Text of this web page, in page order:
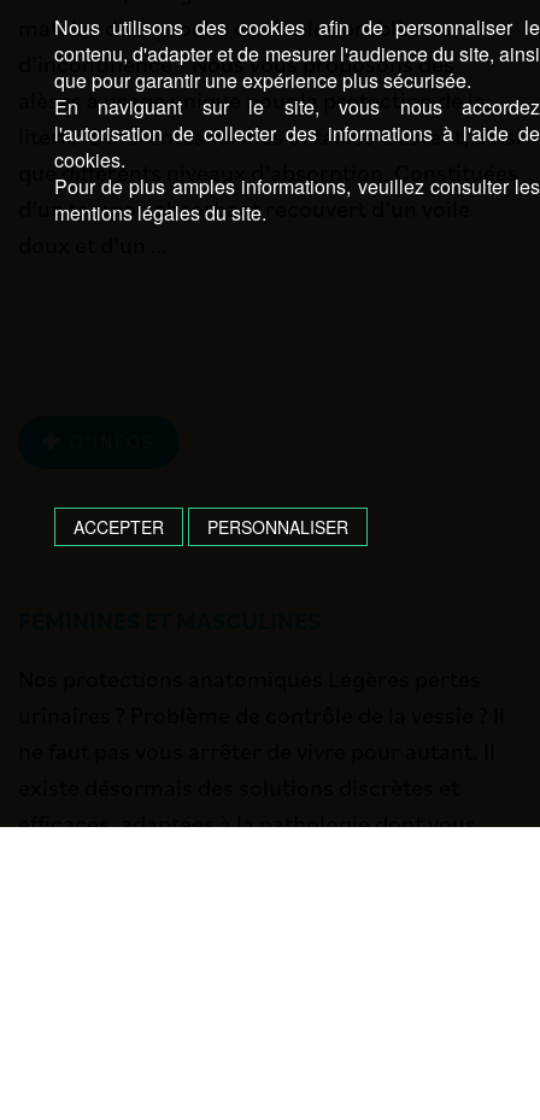
matelas d’un proche contre les problèmes
d’incontinence ? Nous vous proposons des
alèses à usage unique pour la protection de la
literie. Différentes formes et tailles existent, ainsi
que différents niveaux d’absorption. Constituées
d’un tampon absorbant recouvert d’un voile
efficaces, adaptées à la pathologie dont vous
Nous utilisons des cookies afin de personnaliser le
contenu, d'adapter et de mesurer l'audience du site, ainsi
que pour garantir une expérience plus sécurisée.
En naviguant sur le site, vous nous accordez
l'autorisation de collecter des informations à l'aide de
cookies.
Pour de plus amples informations, veuillez consulter les
mentions légales du site.
ACCEPTER PERSONNALISER